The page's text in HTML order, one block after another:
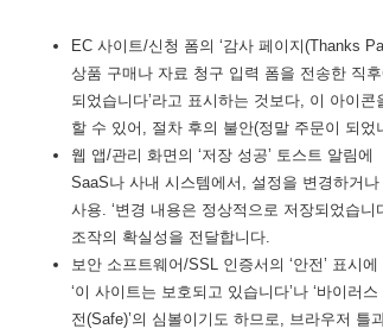
EC 사이트/신청 폼의 ‘감사 페이지(Thanks
상품 구매나 자료 청구 입력 폼을 전송한 직
되었습니다’라고 표시하는 것보다, 이 아이
할 수 있어, 절차 후의 불안(정말 주문이 되었
웹 앱/관리 화면의 ‘저장 성공’ 토스트 알림에
SaaS나 사내 시스템에서, 설정을 변경하거
사용. ‘변경 내용은 정상적으로 저장되었습
조작의 확실성을 전달합니다.
보안 소프트웨어/SSL 인증서의 ‘안전’ 표시에
‘이 사이트는 보호되고 있습니다’나 ‘바이러
전(Safe)’의 심볼이기도 하므로, 브라우저